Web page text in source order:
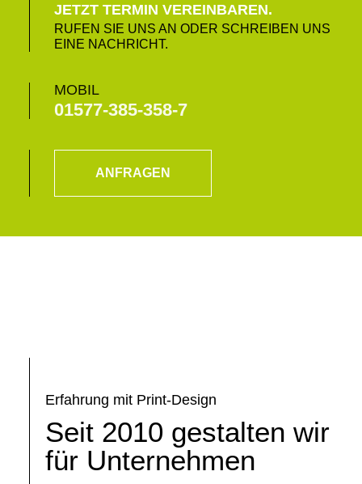
JETZT TERMIN VEREINBAREN.
RUFEN SIE UNS AN ODER SCHREIBEN UNS
EINE NACHRICHT.
MOBIL
01577-385-358-7
ANFRAGEN
Erfahrung mit Print-Design
Seit 2010 gestalten wir
für Unternehmen